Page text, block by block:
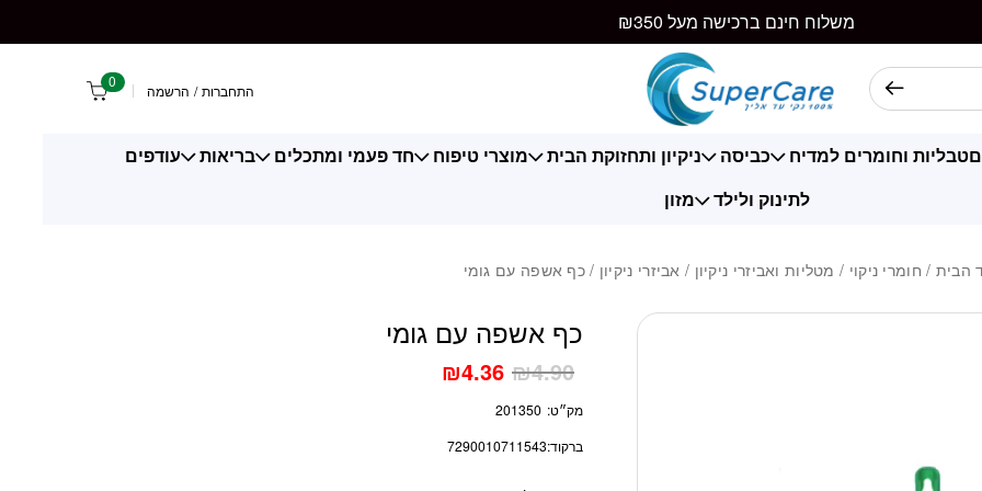
משלוח חינם ברכישה מעל ₪350
התחברות / הרשמה 0
טבליות וחומרים למדיח כביסה ניקיון ותחזוקת הבית מוצרי טיפוח חד פעמי ומתכלים בריאות
עודפים
לתינוק ולילד
מזון
הבית / חומרי ניקוי / מטליות ואביזרי ניקיון / אביזרי ניקיון / כף אשפה עם גומי
כף אשפה עם גומי
₪4.90
₪4.36
מק״ט: 201350
ברקוד:7290010711543